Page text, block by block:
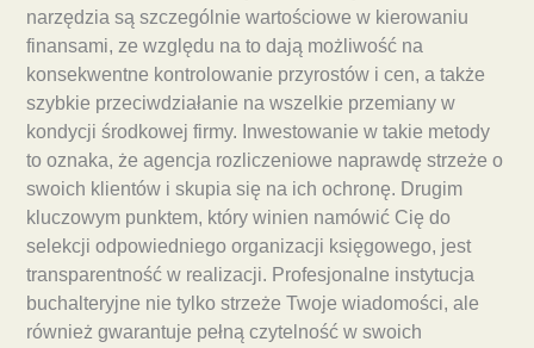
narzędzia są szczególnie wartościowe w kierowaniu
finansami, ze względu na to dają możliwość na
konsekwentne kontrolowanie przyrostów i cen, a także
szybkie przeciwdziałanie na wszelkie przemiany w
kondycji środkowej firmy. Inwestowanie w takie metody
to oznaka, że agencja rozliczeniowe naprawdę strzeże o
swoich klientów i skupia się na ich ochronę. Drugim
kluczowym punktem, który winien namówić Cię do
selekcji odpowiedniego organizacji księgowego, jest
transparentność w realizacji. Profesjonalne instytucja
buchalteryjne nie tylko strzeże Twoje wiadomości, ale
również gwarantuje pełną czytelność w swoich